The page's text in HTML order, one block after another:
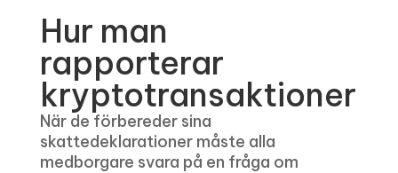
Hur man
rapporterar
kryptotransaktioner
När de förbereder sina
skattedeklarationer måste alla
medborgare svara på en fråga om